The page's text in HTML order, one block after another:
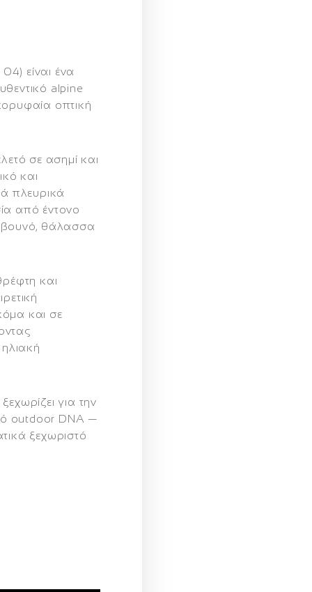
είναι ένα
alpine
οπτική
σε ασημί και
και
πλευρικά
από έντονο
βουνό, θάλασσα
και
και σε
για την
outdoor DNA —
ξεχωριστό